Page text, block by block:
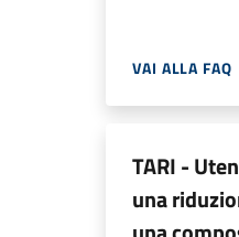
VAI ALLA FAQ
TARI -
una